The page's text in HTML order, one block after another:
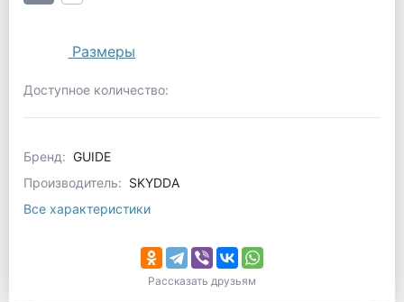
Размеры
Доступное количество:
Бренд: GUIDE
Производитель: SKYDDA
Все характеристики
Рассказать друзьям